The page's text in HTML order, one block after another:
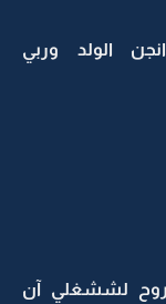
الولد وربي
بروح لششغلي آن